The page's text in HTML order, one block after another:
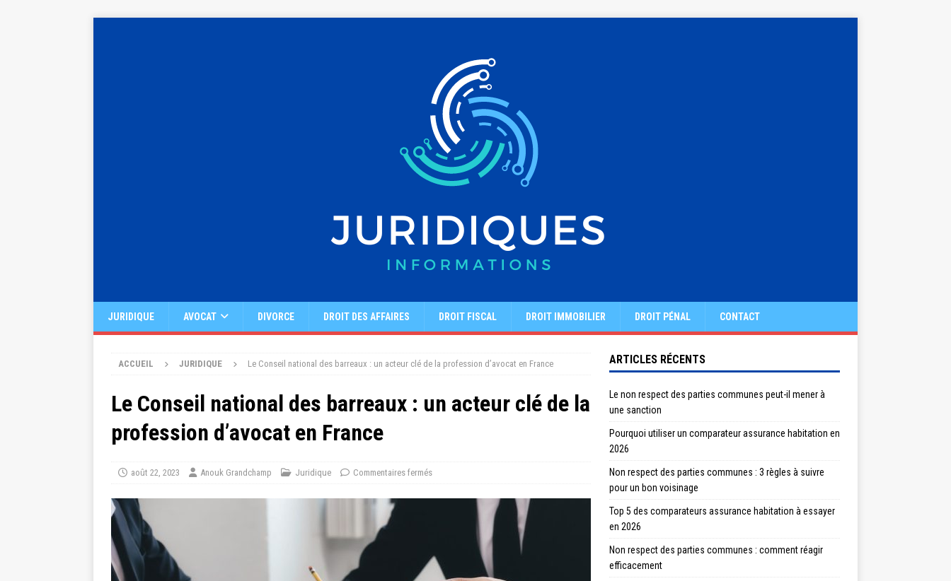
JURIDIQUE AVOCAT DIVORCE DROIT DES AFFAIRES DROIT FISCAL DROIT IMMOBILIER DROIT PÉNAL CONTACT
ACCUEIL JURIDIQUE Le Conseil national des barreaux : un acteur clé de la profession d’avocat en France
Le Conseil national des barreaux : un acteur clé de la
profession d’avocat en France
août 22, 2023 Anouk Grandchamp Juridique Commentaires fermés
ARTICLES RÉCENTS
Le non respect des parties communes peut-il mener à
une sanction
Pourquoi utiliser un comparateur assurance habitation en
2026
Non respect des parties communes : 3 règles à suivre
pour un bon voisinage
Top 5 des comparateurs assurance habitation à essayer
en 2026
Non respect des parties communes : comment réagir
efficacement